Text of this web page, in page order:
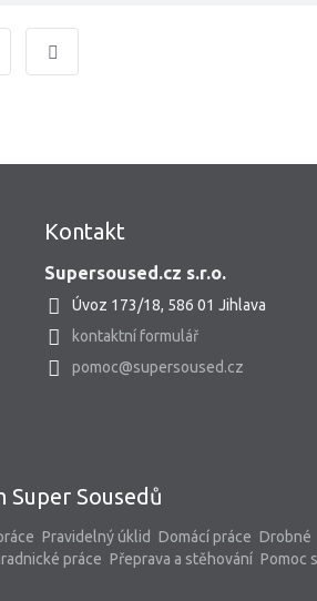
Kontakt
Supersoused.cz s.r.o.
Úvoz 173/18, 586 01 Jihlava
kontaktní formulář
pomoc@supersoused.cz
Super Sousedů
Pravidelný úklid Domácí práce Drobné
práce Přeprava a stěhování Pomoc